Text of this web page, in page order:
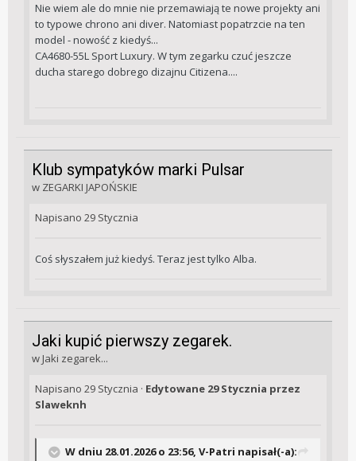
Nie wiem ale do mnie nie przemawiają te nowe projekty ani
to typowe chrono ani diver. Natomiast popatrzcie na ten
model - nowość z kiedyś...
CA4680-55L Sport Luxury. W tym zegarku czuć jeszcze
ducha starego dobrego dizajnu Citizena....
Klub sympatyków marki Pulsar
w ZEGARKI JAPOŃSKIE
Napisano 29 Stycznia
Coś słyszałem już kiedyś. Teraz jest tylko Alba.
Jaki kupić pierwszy zegarek.
w Jaki zegarek...
Napisano 29 Stycznia · Edytowane 29 Stycznia przez
Slaweknh
W dniu 28.01.2026 o 23:56, V-Patri napisał(-a):